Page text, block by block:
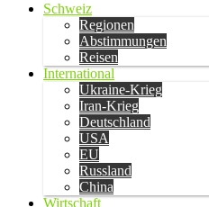
Schweiz
Regionen
Abstimmungen
Reisen
International
Ukraine-Krieg
Iran-Krieg
Deutschland
USA
EU
Russland
China
Wirtschaft